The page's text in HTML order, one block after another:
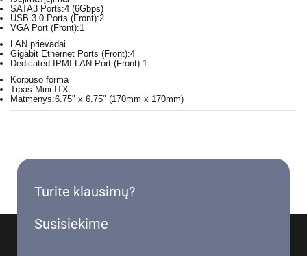
SATA3 Ports:4 (6Gbps)
USB 3.0 Ports (Front):2
VGA Port (Front):1
LAN prievadai
Gigabit Ethernet Ports (Front):4
Dedicated IPMI LAN Port (Front):1
Korpuso forma
Tipas:Mini-ITX
Matmenys:6.75" x 6.75" (170mm x 170mm)
Turite klausimų?
Susisiekime